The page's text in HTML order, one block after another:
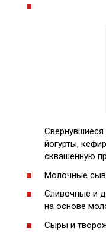
Свернувшиеся
йогурты,
сквашенную
Молочные
Сливочные и
на основе
Сыры и